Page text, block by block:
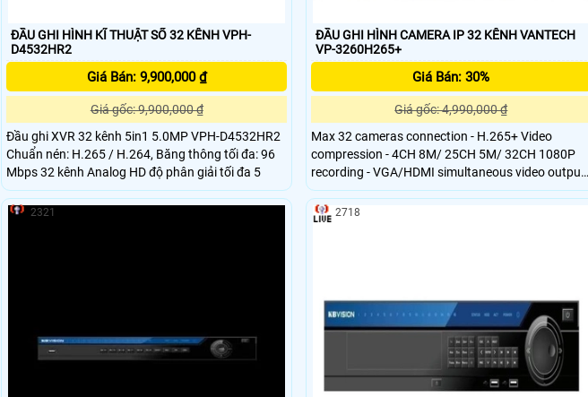
ĐẦU GHI HÌNH KĨ THUẬT SỐ 32 KÊNH VPH-
D4532HR2
Giá Bán: 9,900,000 ₫
Giá gốc: 9,900,000 ₫
Đầu ghi XVR 32 kênh 5in1 5.0MP VPH-D4532HR2
Chuẩn nén: H.265 / H.264, Băng thông tối đa: 96
Mbps 32 kênh Analog HD độ phân giải tối đa 5
ĐẦU GHI HÌNH CAMERA IP 32 KÊNH VANTECH
VP-3260H265+
Giá Bán: 30%
Giá gốc: 4,990,000 ₫
Max 32 cameras connection - H.265+ Video
compression - 4CH 8M/ 25CH 5M/ 32CH 1080P
recording - VGA/HDMI simultaneous video output
All channel synchronous real time playback &
smart search - Support 1 SATA HDD port - Support
cloud technology for remote viewing and control
2321 2718